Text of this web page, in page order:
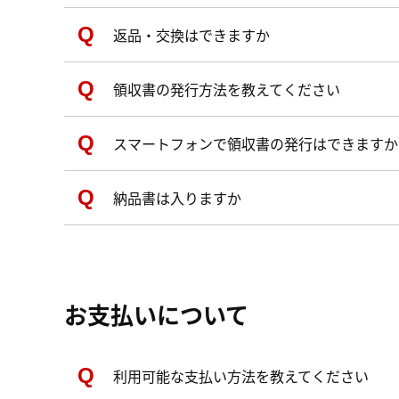
返品・交換はできますか
領収書の発行方法を教えてください
スマートフォンで領収書の発行はできます
納品書は入りますか
お支払いについて
利用可能な支払い方法を教えてください